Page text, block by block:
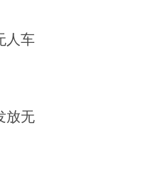
人车
放无